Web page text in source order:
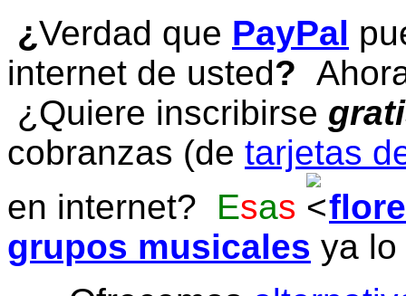
¿Verdad que PayPal
internet de usted?
¿Quiere inscribirse
cobranzas (de tarjetas
en internet? Esas
grupos musicales ya